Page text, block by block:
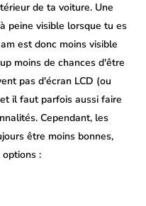
de ta voiture. Une
peine visible lorsque tu es
est donc moins visible
moins de chances d'être
pas d'écran LCD (ou
il faut parfois aussi faire
Cependant, les
être moins bonnes,
: